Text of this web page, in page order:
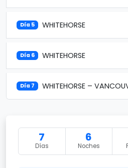
Día 5 WHITEHORSE
Día 6 WHITEHORSE
Día 7 WHITEHORSE –
7
Días
6
Noches